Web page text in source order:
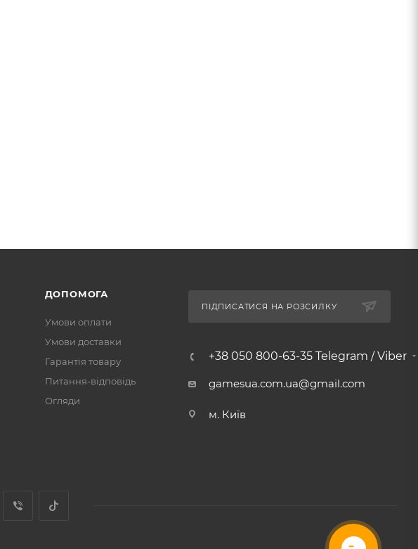
ДОПОМОГА
Умови оплати
Умови доставки
Гарантія товару
Питання-відповідь
Огляди
ПІДПИСАТИСЯ НА РОЗСИЛКУ
+38 050 800-63-35 Telegram / Viber
gamesua.com.ua@gmail.com
м. Київ